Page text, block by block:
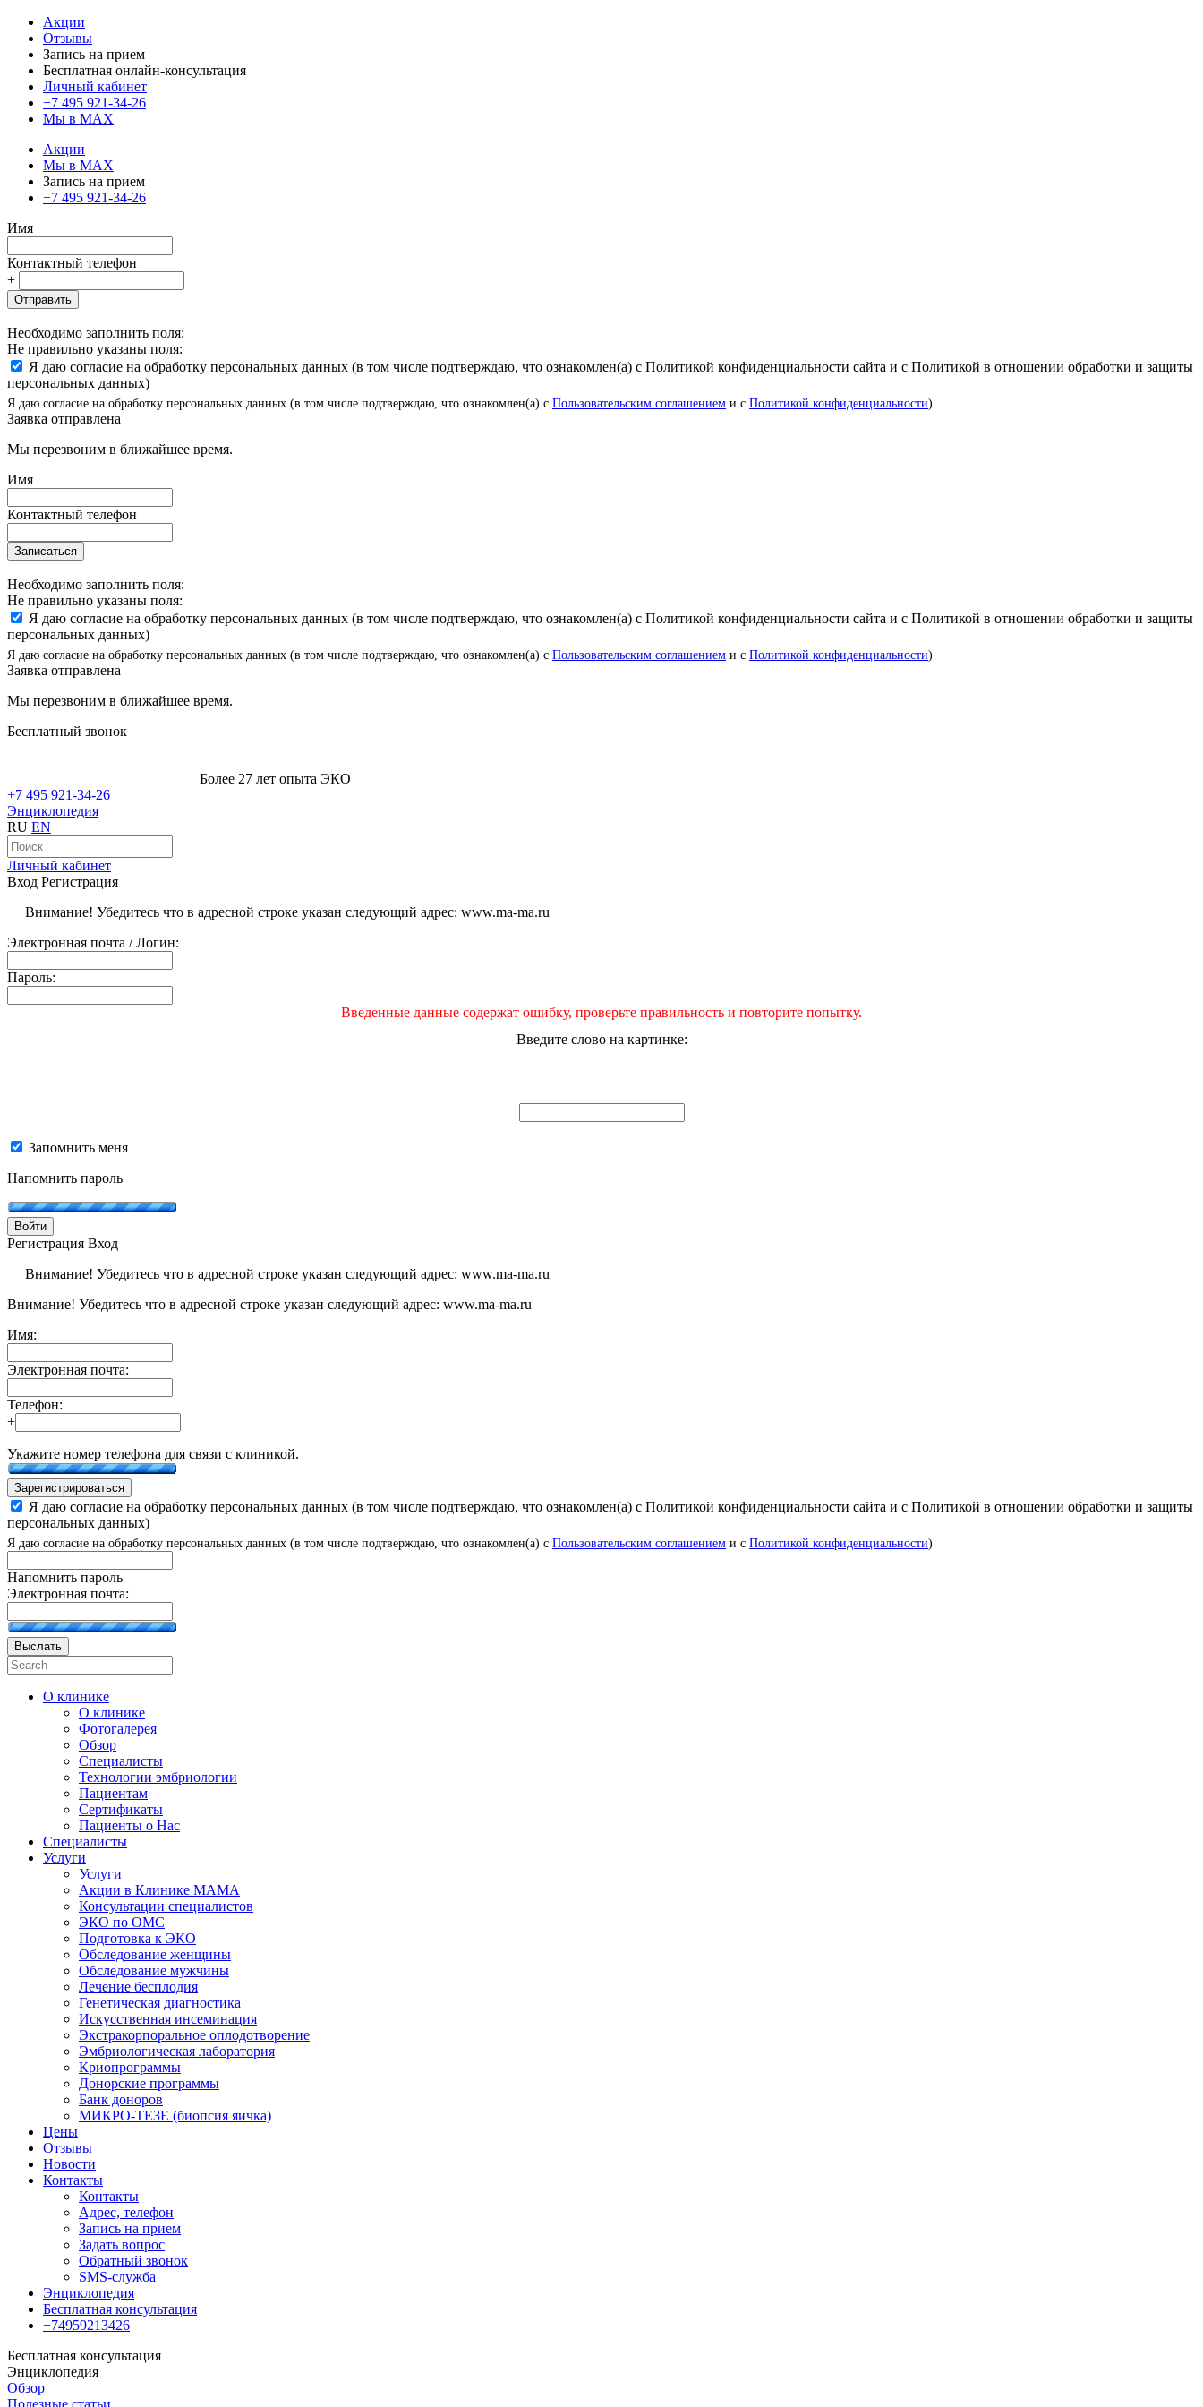
Акции
Отзывы
Запись на прием
Бесплатная онлайн-консультация
Личный кабинет
+7 495 921-34-26
Мы в MAX
Акции
Мы в MAX
Запись на прием
+7 495 921-34-26
Имя
Контактный телефон
+
Отправить
Необходимо заполнить поля:
Не правильно указаны поля:
Я даю согласие на обработку персональных данных (в том числе подтверждаю, что ознакомлен(а) с Политикой конфиденциальности сайта и с Политикой в отношении обработки и защиты
персональных данных)
Я даю согласие на обработку персональных данных (в том числе подтверждаю, что ознакомлен(а) с Пользовательским соглашением и с Политикой конфиденциальности)
Заявка отправлена
Мы перезвоним в ближайшее время.
Имя
Контактный телефон
Записаться
Необходимо заполнить поля:
Не правильно указаны поля:
Я даю согласие на обработку персональных данных (в том числе подтверждаю, что ознакомлен(а) с Политикой конфиденциальности сайта и с Политикой в отношении обработки и защиты
персональных данных)
Я даю согласие на обработку персональных данных (в том числе подтверждаю, что ознакомлен(а) с Пользовательским соглашением и с Политикой конфиденциальности)
Заявка отправлена
Мы перезвоним в ближайшее время.
Бесплатный звонок
Более 27 лет опыта ЭКО
+7 495 921-34-26
Энциклопедия
RU EN
Личный кабинет
Вход Регистрация
Внимание! Убедитесь что в адресной строке указан следующий адрес: www.ma-ma.ru
Электронная почта / Логин:
Пароль:
Введенные данные содержат ошибку, проверьте правильность и повторите попытку.
Введите слово на картинке:
Запомнить меня
Напомнить пароль
Войти
Регистрация Вход
Внимание! Убедитесь что в адресной строке указан следующий адрес: www.ma-ma.ru
Внимание! Убедитесь что в адресной строке указан следующий адрес: www.ma-ma.ru
Имя:
Электронная почта:
Телефон:
+
Укажите номер телефона для связи с клиникой.
Зарегистрироваться
Я даю согласие на обработку персональных данных (в том числе подтверждаю, что ознакомлен(а) с Политикой конфиденциальности сайта и с Политикой в отношении обработки и защиты
персональных данных)
Я даю согласие на обработку персональных данных (в том числе подтверждаю, что ознакомлен(а) с Пользовательским соглашением и с Политикой конфиденциальности)
Напомнить пароль
Электронная почта:
Выслать
О клинике
О клинике
Фотогалерея
Обзор
Специалисты
Технологии эмбриологии
Пациентам
Сертификаты
Пациенты о Нас
Специалисты
Услуги
Услуги
Акции в Клинике МАМА
Консультации специалистов
ЭКО по ОМС
Подготовка к ЭКО
Обследование женщины
Обследование мужчины
Лечение бесплодия
Генетическая диагностика
Искусственная инсеминация
Экстракорпоральное оплодотворение
Эмбриологическая лаборатория
Криопрограммы
Донорские программы
Банк доноров
МИКРО-ТЕЗЕ (биопсия яичка)
Цены
Отзывы
Новости
Контакты
Контакты
Адрес, телефон
Запись на прием
Задать вопрос
Обратный звонок
SMS-служба
Энциклопедия
Бесплатная консультация
+74959213426
Бесплатная консультация
Энциклопедия
Обзор
Полезные статьи